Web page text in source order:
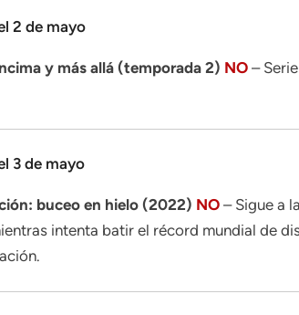
2 de mayo
y más allá (temporada 2) NO –
3 de mayo
buceo en hielo (2022) NO – Sigue a
intenta batir el récord mundial de